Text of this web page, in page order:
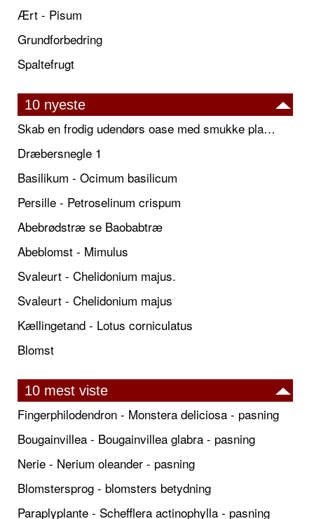
Ært - Pisum
Grundforbedring
Spaltefrugt
10 nyeste
Skab en frodig udendørs oase med smukke plantekrukker og elegante espalier
Dræbersnegle 1
Basilikum - Ocimum basilicum
Persille - Petroselinum crispum
Abebrødstræ se Baobabtræ
Abeblomst - Mimulus
Svaleurt - Chelidonium majus.
Svaleurt - Chelidonium majus
Kællingetand - Lotus corniculatus
Blomst
10 mest viste
Fingerphilodendron - Monstera deliciosa - pasning
Bougainvillea - Bougainvillea glabra - pasning
Nerie - Nerium oleander - pasning
Blomstersprog - blomsters betydning
Paraplyplante - Schefflera actinophylla - pasning